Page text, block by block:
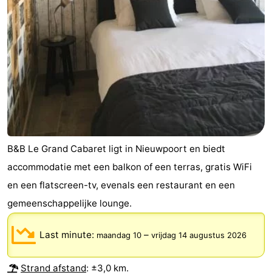
B&B Le Grand Cabaret ligt in Nieuwpoort en biedt
accommodatie met een balkon of een terras, gratis WiFi
en een flatscreen-tv, evenals een restaurant en een
gemeenschappelijke lounge.
Last minute: maandag 10 – vrijdag 14 augustus 2026
Strand afstand: ±3,0 km.